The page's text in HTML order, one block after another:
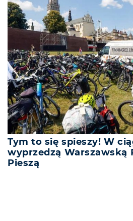
Tym to się spieszy! W
wyprzedzą Warszawską
Pieszą